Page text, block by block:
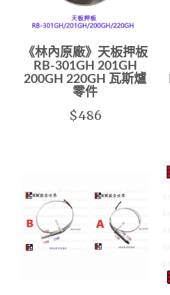
《林內原廠》天板押板
RB-301GH 201GH
200GH 220GH 瓦斯爐
零件
$486